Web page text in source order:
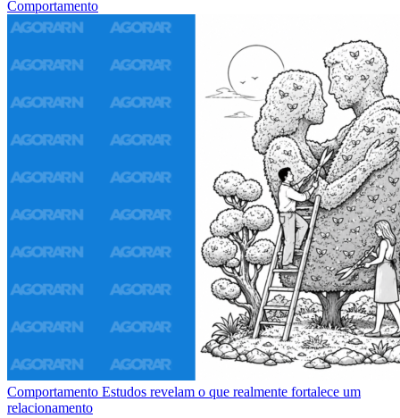
Comportamento
Comportamento Estudos revelam o que realmente fortalece um
relacionamento